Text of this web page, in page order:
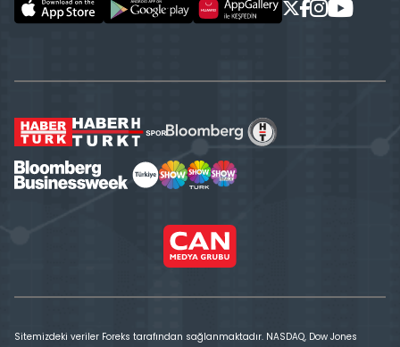
Sitemizdeki veriler Foreks tarafından sağlanmaktadır. NASDAQ, Dow Jones